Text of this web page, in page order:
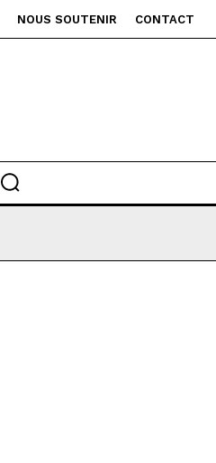
NOUS SOUTENIR CONTACT